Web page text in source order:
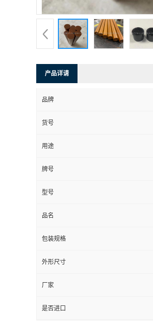
产品详请
品牌
货号
用途
牌号
型号
品名
包装规格
外形尺寸
厂家
是否进口